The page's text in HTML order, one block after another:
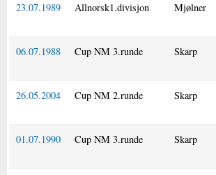
23.07.1989 Allnorsk1.divisjon Mjølner
06.07.1988 Cup NM 3.runde Skarp
26.05.2004 Cup NM 2.runde Skarp
01.07.1990 Cup NM 3.runde Skarp